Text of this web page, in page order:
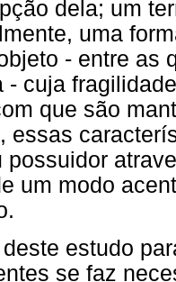
dela; um
uma
- entre as
- cuja
que são
essas
possuidor
um modo
estudo
se faz